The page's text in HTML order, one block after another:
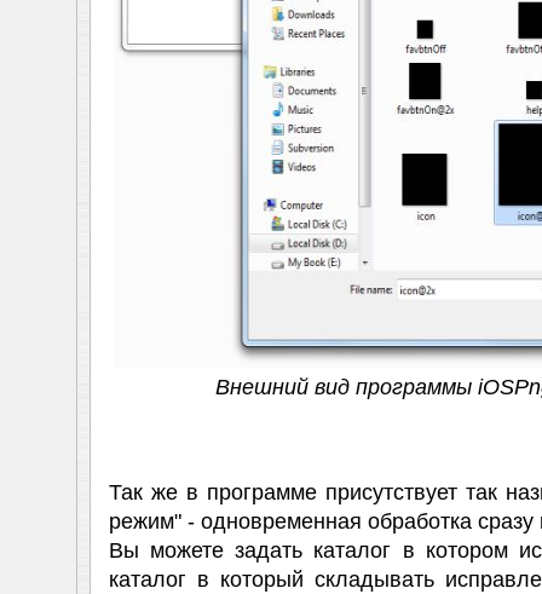
Внешний вид программы
Так же в программе присутствует так
режим" - одновременная обработка
Вы можете задать каталог в котором
каталог в который складывать